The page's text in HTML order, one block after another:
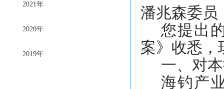
2021年
2020年
2019年
潘兆森委员
您提出
案》 收悉，
一、对
海钓产